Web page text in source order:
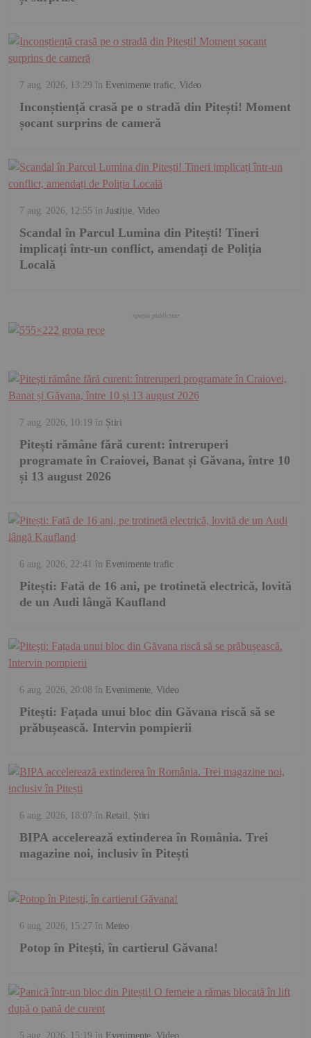
7 aug. 2026, 13:29 în Evenimente trafic Video
Inconștiență crasă pe o stradă din Pitești! Moment
șocant surprins de cameră
7 aug. 2026, 12:55 în Justiție, Video
Scandal în Parcul Lumina din Pitești! Tineri
implicați într-un conflict, amendați de Poliția
Locală
7 aug. 2026, 10:19 în Știri
Pitești rămâne fără curent: întreruperi
programate în Craiovei, Banat și Găvana, între 10
și 13 august 2026
6 aug. 2026, 22:41 în Evenimente trafic
Pitești: Fată de 16 ani, pe trotinetă electrică, lovită
de un Audi lângă Kaufland
6 aug. 2026, 20:08 în Evenimente, Video
Pitești: Fațada unui bloc din Găvana riscă să se
prăbușească. Intervin pompierii
6 aug. 2026, 18:07în Retail , Știri
BIPA accelerează extinderea în România. Trei
magazine noi, inclusiv în Pitești
6 aug. 2026, 15:27în Meteo
Potop în Pitești, în cartierul Găvana!
5 aug. 2026, 15:19 în Evenimente Video